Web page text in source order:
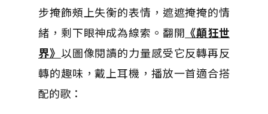
步掩飾頰上失衡的表情，遮遮掩掩的情
緒，剩下眼神成為線索。翻開 《顛狂世
界》 以圖像閱讀的力量感受它反轉再反
轉的趣味，戴上耳機，播放一首適合搭
配的歌：